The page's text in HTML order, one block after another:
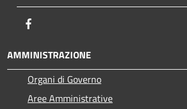
AMMINISTRAZIONE
Organi di Governo
Aree Amministrative